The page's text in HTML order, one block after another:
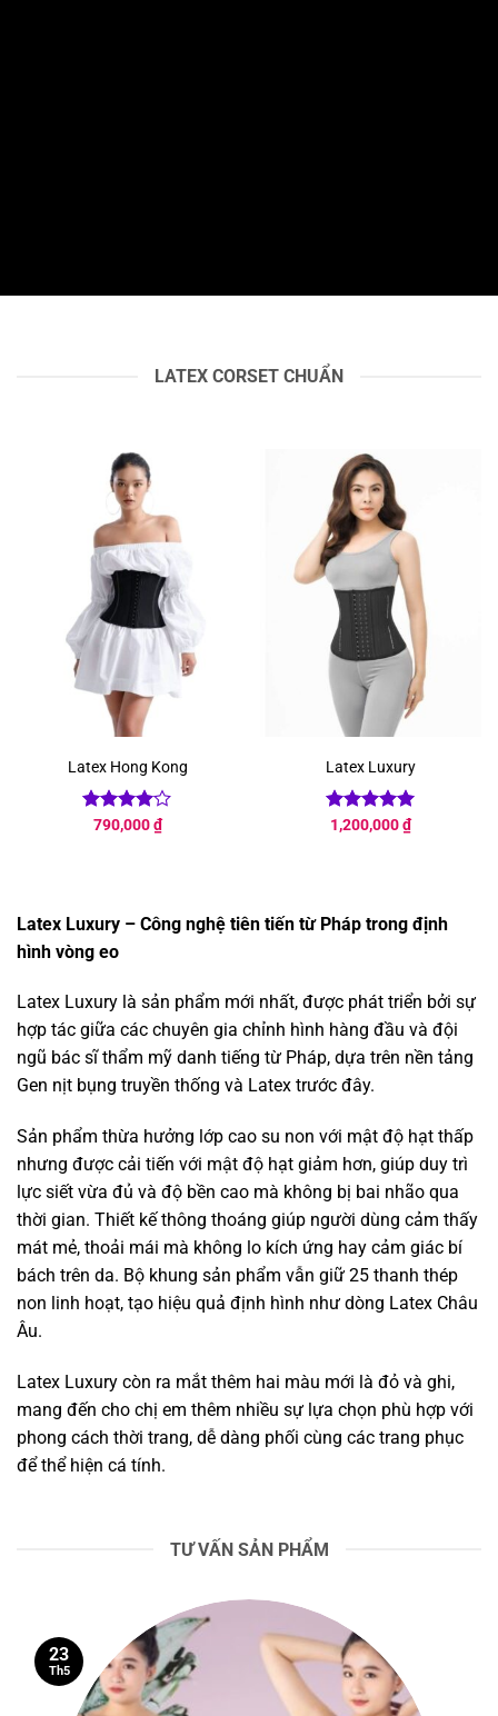
LATEX CORSET CHUẨN
Latex Hong Kong
Được
790,000₫
Latex Luxury
Được xếp
1,200,000₫
Latex Luxury – Công nghệ tiên tiến từ Pháp trong định
hình vòng eo
Latex Luxury là sản phẩm mới nhất, được phát triển bởi sự
hợp tác giữa các chuyên gia chỉnh hình hàng đầu và đội
ngũ bác sĩ thẩm mỹ danh tiếng từ Pháp, dựa trên nền tảng
Gen nịt bụng truyền thống và Latex trước đây.
Sản phẩm thừa hưởng lớp cao su non với mật độ hạt thấp
nhưng được cải tiến với mật độ hạt giảm hơn, giúp duy trì
lực siết vừa đủ và độ bền cao mà không bị bai nhão qua
thời gian. Thiết kế thông thoáng giúp người dùng cảm thấy
mát mẻ, thoải mái mà không lo kích ứng hay cảm giác bí
bách trên da. Bộ khung sản phẩm vẫn giữ 25 thanh thép
non linh hoạt, tạo hiệu quả định hình như dòng Latex Châu
Âu.
Latex Luxury còn ra mắt thêm hai màu mới là đỏ và ghi,
mang đến cho chị em thêm nhiều sự lựa chọn phù hợp với
phong cách thời trang, dễ dàng phối cùng các trang phục
để thể hiện cá tính.
TƯ VẤN SẢN PHẨM
23
Th5